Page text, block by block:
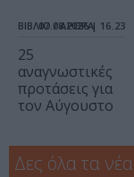
ΒΙΒΛΙΟ / ΑΡΘΡΑ
07.08.2026 | 16.23
25
αναγνωστικές
προτάσεις για
τον Αύγουστο
Δες όλα τα νέα